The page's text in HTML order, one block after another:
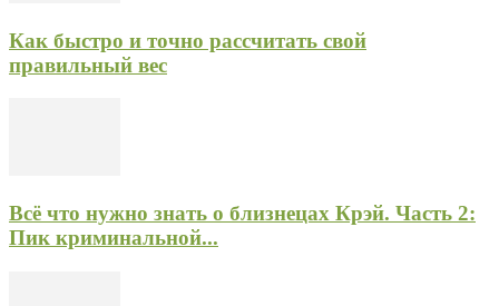
Как быстро и точно рассчитать свой
правильный вес
Всё что нужно знать о близнецах Крэй. Часть 2:
Пик криминальной...